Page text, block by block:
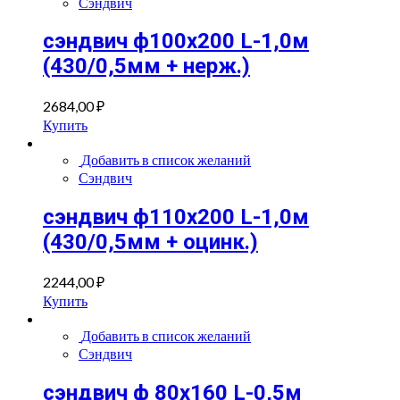
сэндвич ф100х200 L-1,0м
(430/0,5мм + нерж.)
2684,00₽
Купить
Добавить в список желаний
Сэндвич
сэндвич ф110х200 L-1,0м
(430/0,5мм + оцинк.)
2244,00₽
Купить
Добавить в список желаний
Сэндвич
сэндвич ф 80х160 L-0,5м